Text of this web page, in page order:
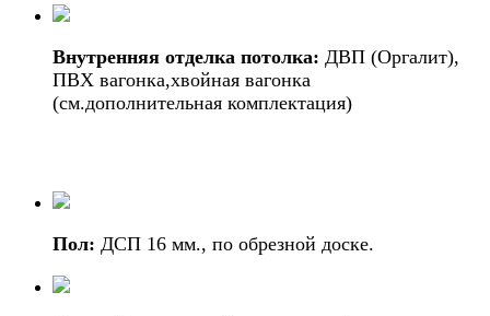
Внутренняя отделка потолка: ДВП (Оргалит),
ПВХ вагонка,хвойная вагонка
(см.дополнительная комплектация)
Пол: ДСП 16 мм., по обрезной доске.